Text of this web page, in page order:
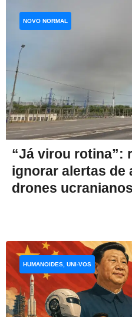
“Já virou rotina”:
ignorar alertas de
drones ucranianos
NOVO NORMAL
HUMANOIDES, UNI-VOS